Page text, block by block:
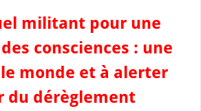
militant pour une
consciences : une
monde et à alerter
du dérèglement